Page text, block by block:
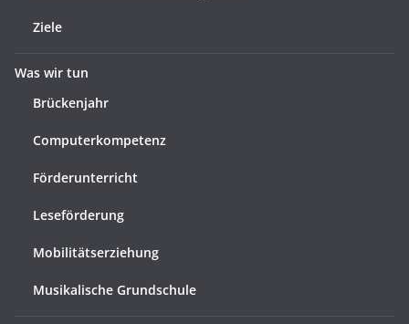
Ziele
Was wir tun
Brückenjahr
Computerkompetenz
Förderunterricht
Leseförderung
Mobilitätserziehung
Musikalische Grundschule